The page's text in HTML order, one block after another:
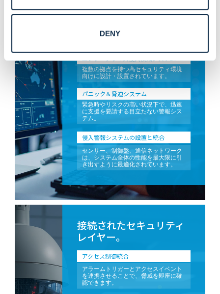
DENY
コア侵入検知システム。
複数の拠点を持つ高セキュリティ環境
向けに設計・設置されています。
パニック＆脅迫システム
緊急時やリスクの高い状況下で、迅速
に支援を要請する目立たない警報シス
テム。
侵入警報システムの設置と統合
センサー、制御盤、通信ネットワーク
は、システム全体の性能を最大限に引
き出すように最適化されています。
接続されたセキュリティ
レイヤー。
アクセス制御統合
アラームトリガーとアクセスイベント
を連携させることで、脅威を即座に確
認できます。